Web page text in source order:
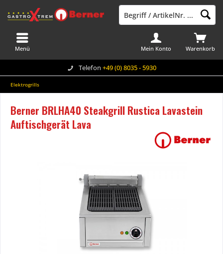
Telefon +49 (0) 8035 - 5930
Warenkorb
Mein Konto
Menü
Elektrogrills
Berner BRLHA40 Steakgrill Rustica Lavastein
Auftischgerät Lava